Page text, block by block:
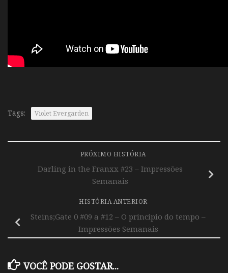
Tags: Violet Evergarden
PRÓXIMO HISTÓRIA
Darling in the Franxx #23 – Impressões
Semanais
HISTÓRIA ANTERIOR
Steins;Gate 0 #09 a #12 – O principio do tempo –
Impressões Semanais
VOCÊ PODE GOSTAR...